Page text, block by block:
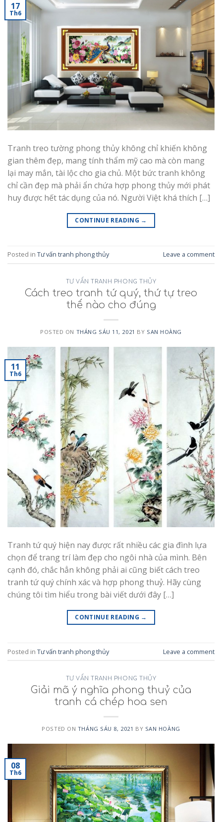
17
Th6
Tranh treo tường phong thủy không chỉ khiến không
gian thêm đẹp, mang tính thẩm mỹ cao mà còn mang
lại may mắn, tài lộc cho gia chủ. Một bức tranh không
chỉ cần đẹp mà phải ẩn chứa hợp phong thủy mới phát
huy được hết tác dụng của nó. Người Việt khá thích […]
CONTINUE READING →
Posted in Tư vấn tranh phong thủy Leave a comment
TƯ VẤN TRANH PHONG THỦY
Cách treo tranh tứ quý, thứ tự treo
thế nào cho đúng
POSTED ON THÁNG SÁU 11, 2021 BY SAN HOÀNG
11
Th6
Tranh tứ quý hiện nay được rất nhiều các gia đình lựa
chọn để trang trí làm đẹp cho ngôi nhà của mình. Bên
cạnh đó, chắc hẳn không phải ai cũng biết cách treo
tranh tứ quý chính xác và hợp phong thuỷ. Hãy cùng
chúng tôi tìm hiểu trong bài viết dưới đây […]
CONTINUE READING →
Posted in Tư vấn tranh phong thủy Leave a comment
TƯ VẤN TRANH PHONG THỦY
Giải mã ý nghĩa phong thuỷ của
tranh cá chép hoa sen
POSTED ON THÁNG SÁU 8, 2021 BY SAN HOÀNG
08
Th6